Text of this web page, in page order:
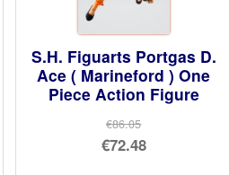
S.H. Figuarts Portgas D.
Ace ( Marineford ) One
Piece Action Figure
€86.05
Ursprünglicher
€72.48